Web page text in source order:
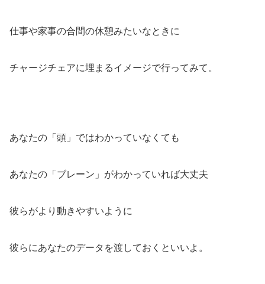
仕事や家事の合間の休憩みたいなときに
チャージチェアに埋まるイメージで行ってみて。
あなたの「頭」ではわかっていなくても
あなたの「ブレーン」がわかっていれば大丈夫
彼らがより動きやすいように
彼らにあなたのデータを渡しておくといいよ。